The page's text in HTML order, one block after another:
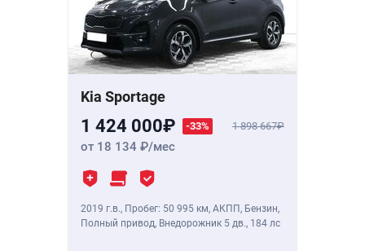
Kia Sportage
1 424 000 -33% 1 898 667
от 18 134 /мес
2019 г.в., Пробег: 50 995 км, АКПП, Бензин,
Полный привод, Внедорожник 5 дв., 184 лс